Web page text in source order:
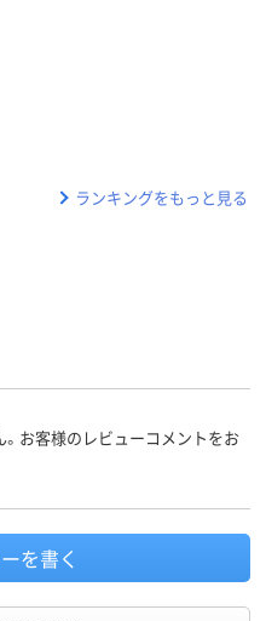
ランキングをもっと見る
お客様のレビューコメントをお
を書く